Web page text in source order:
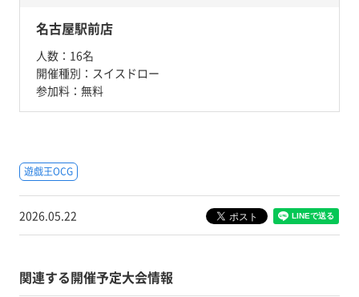
名古屋駅前店
人数： 16名
開催種別： スイスドロー
参加料： 無料
遊戯王OCG
2026.05.22
関連する開催予定大会情報